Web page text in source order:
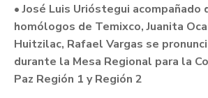
• José Luis Urióstegui acompañado
homólogos de Temixco, Juanita
Huitzilac, Rafael Vargas se
durante la Mesa Regional para la
Paz Región 1 y Región 2